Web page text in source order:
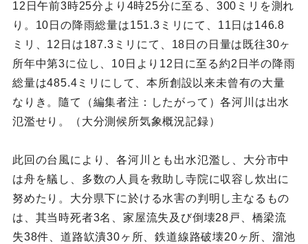
12日午前3時25分より4時25分に至る、300ミリを測れ
り。10日の降雨総量は151.3ミリにて、11日は146.8
ミリ、12日は187.3ミリにて、18日の日量は既往30ヶ
所年中第3に位し、10日より12日に至る約2日半の降雨
総量は485.4ミリにして、本所創設以来未曾有の大量
なりき。隨て（編集者注：したがって）各河川は出水
氾濫せり。（大分測候所気象概況記録）
此回の台風により、各河川とも出水氾濫し、大分市中
は舟を艤し、多数の人員を救助し寺院に収容し炊出に
努めたり。大分県下に於ける水害の判明し主なるもの
は、其当時死者3名、家屋流失及び倒壊28戸、橋梁流
失38件、道路缼潰30ヶ所、鉄道線路破壊20ヶ所、溜池